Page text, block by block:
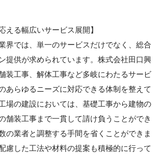
える幅広いサービス展開】
界では、単一のサービスだけでなく、総合
提供が求められています。株式会社田口興
装工事、解体工事など多岐にわたるサービ
あらゆるニーズに対応できる体制を整えて
場の建設においては、基礎工事から建物の
舗装工事まで一貫して請け負うことができ
の業者と調整する手間を省くことができま
慮した工法や材料の提案も積極的に行って